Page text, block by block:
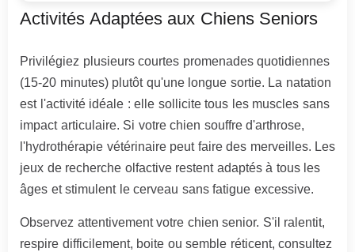
Activités Adaptées aux Chiens Seniors
Privilégiez plusieurs courtes promenades quotidiennes
(15-20 minutes) plutôt qu'une longue sortie. La natation
est l'activité idéale : elle sollicite tous les muscles sans
impact articulaire. Si votre chien souffre d'arthrose,
l'hydrothérapie vétérinaire peut faire des merveilles. Les
jeux de recherche olfactive restent adaptés à tous les
âges et stimulent le cerveau sans fatigue excessive.
Observez attentivement votre chien senior. S'il ralentit,
respire difficilement, boite ou semble réticent, consultez